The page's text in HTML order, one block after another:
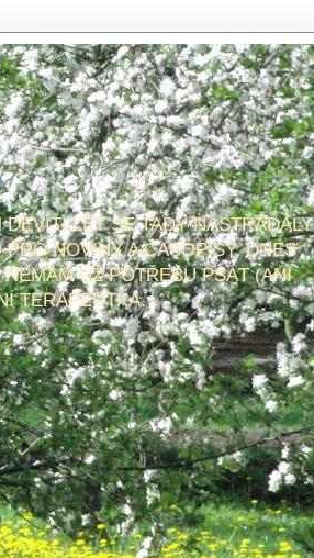
LET SE TADY NASTŘÁDALY
NOVINY A ČASOPISY. DNES
UŽ POTŘEBU PSÁT (ANI
TERAPEUTKA.